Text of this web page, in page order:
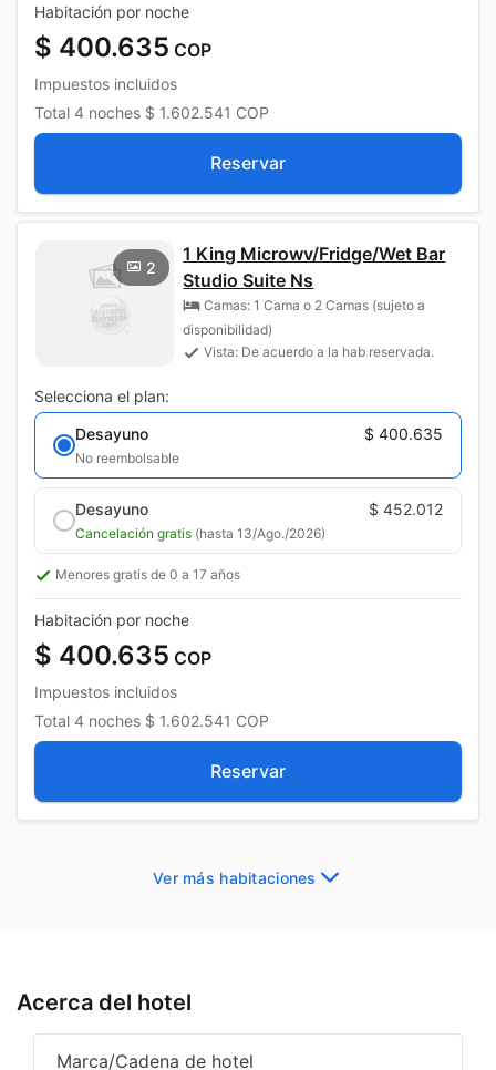
Habitación por noche
$ 400.635 COP
Impuestos incluidos
Total 4 noches $ 1.602.541 COP
Reservar
2
1 King Microwv/Fridge/Wet Bar
Studio Suite Ns
Camas: 1 Cama o 2 Camas (sujeto a
disponibilidad)
Vista: De acuerdo a la hab reservada.
Selecciona el plan:
Desayuno
$ 400.635
No reembolsable
Desayuno $ 452.012
Cancelación gratis (hasta 13/Ago./2026)
Menores gratis de 0 a 17 años
Habitación por noche
$ 400.635 COP
Impuestos incluidos
Total 4 noches $ 1.602.541 COP
Reservar
Ver más habitaciones
Acerca del hotel
Marca/Cadena de hotel